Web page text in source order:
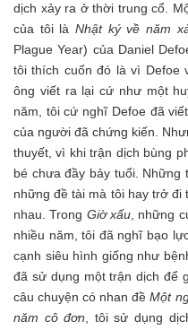
dịch xảy ra ở thời trung cổ.
của tôi là Nhật ký về năm
Plague Year) của Daniel
tôi thích cuốn đó là vì Defoe
ông viết ra lại cứ như một
năm, tôi cứ nghĩ Defoe đã
của người đã chứng kiến.
thuyết, vì khi trận dịch bùng
bé chưa đầy bảy tuổi. Những
những đề tài mà tôi hay trở
nhau. Trong Giờ xấu, những
nhiều năm, tôi đã nghĩ bạo
cạnh siêu hình giống như
đã sử dụng một trận dịch để
câu chuyện có nhan đềMột
năm cô đơn, tôi sử dụng